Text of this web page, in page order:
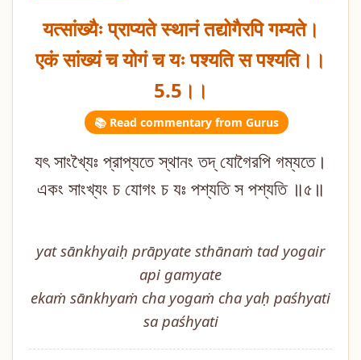
यत्सांख्यैः प्राप्यते स्थानं तद्योगैरपि गम्यते।
एकं सांख्यं च योगं च यः पश्यति स पश्यति।।
5.5।।
📚 Read commentary from Gurus
যৎ সাংখ্যৈঃ প্রাপ্যতে স্থানং তদ্ যোগৈরপি গম্যতে।
একং সাংখ্যং চ যোগং চ যঃ পশ্যতি স পশ্যতি ॥৫॥
yat sānkhyaiḥ prāpyate sthānaṁ tad yogair
api gamyate
ekaṁ sānkhyaṁ cha yogaṁ cha yaḥ paśhyati
sa paśhyati